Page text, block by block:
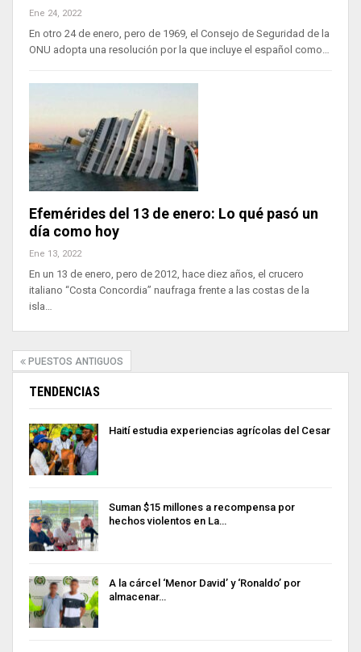
Ene 24, 2022
En otro 24 de enero, pero de 1969, el Consejo de Seguridad de la
ONU adopta una resolución por la que incluye el español como…
Efemérides del 13 de enero: Lo qué pasó un
día como hoy
Ene 13, 2022
En un 13 de enero, pero de 2012, hace diez años, el crucero
italiano “Costa Concordia” naufraga frente a las costas de la
isla…
PUESTOS ANTIGUOS
TENDENCIAS
Haití estudia experiencias agrícolas del Cesar
Suman $15 millones a recompensa por
hechos violentos en La…
A la cárcel ‘Menor David’ y ‘Ronaldo’ por
almacenar…